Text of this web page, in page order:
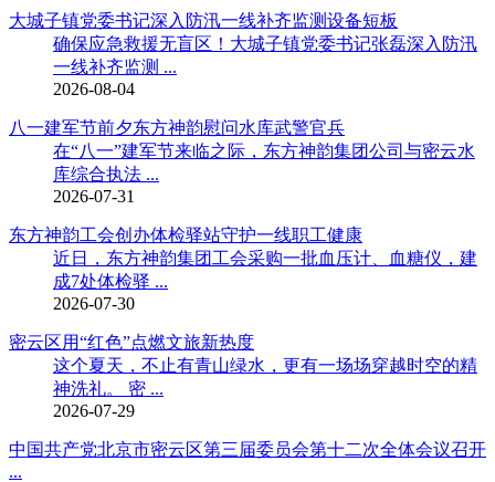
大城子镇党委书记深入防汛一线补齐监测设备短板
确保应急救援无盲区！大城子镇党委书记张磊深入防汛
一线补齐监测 ...
2026-08-04
八一建军节前夕东方神韵慰问水库武警官兵
在“八一”建军节来临之际，东方神韵集团公司与密云水
库综合执法 ...
2026-07-31
东方神韵工会创办体检驿站守护一线职工健康
近日，东方神韵集团工会采购一批血压计、血糖仪，建
成7处体检驿 ...
2026-07-30
密云区用“红色”点燃文旅新热度
这个夏天，不止有青山绿水，更有一场场穿越时空的精
神洗礼。 密 ...
2026-07-29
中国共产党北京市密云区第三届委员会第十二次全体会议召开
...